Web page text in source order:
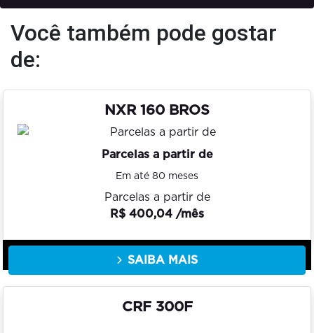
Você também pode gostar
de:
NXR 160 BROS
Parcelas a partir de
Em até 80 meses
Parcelas a partir de
R$ 400,04 /mês
SAIBA MAIS
CRF 300F